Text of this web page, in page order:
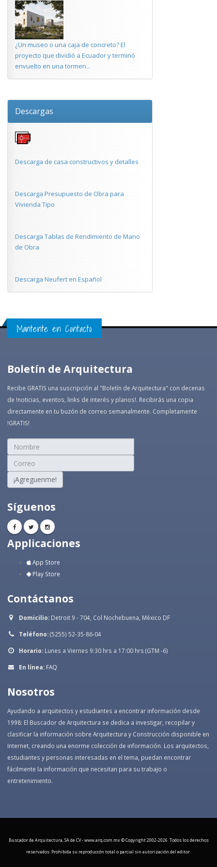
¿Un museo o una caja de concreto? El
proyecto que dividió a Ecuador y terminó
envuelto en una tormen...
Descargas
Descarga de casa constructivos y detalles
Descarga Presupuesto de Obra para
Vivienda Tipo
Descarga Tablas de Rendimiento de Mano
de Obra
Descarga Neufert en Español
Mantente en Contacto
Boletín de Arquitectura
Recibe GRATIS una suscripción al "Boletín de Arquitectura" con decenas
de !noticias, eventos, links de interés y planos!. Recibirás una copia
directamente en tu buzón de correo semanalmente. Completamente
!GRATIS!
¡Agreguenme!
Síguenos
Applicaciones
App Store
Play Store
Contáctanos
Domicilio: Detroit 9 - 704, Col Nochebuena, México DF
Teléfono:(5255) 52-35-86-04
Horario: Lunes a Viernes 9:30 hrs a 17:00 hrs (GTM -6)
En línea: FAQ
Nosotros
Ayudando a arquitectos y estudiantes a encontrar información desde
1998: El Buscador de Arquitectura se dedica a investigar, recopilar y
clasificar la información sobre Arquitectura y Construcción disponible en
Internet, creando una enorme colección de información. Los arquitectos,
estudiantes y personas interesadas en el tema, puedan encontrar
fácilmente la información que necesitan para su trabajo o
entretenimiento.
Buscador de Arquitectura, SA de CV - www.arq.com.mx © Copyright 2002-2026. Todos los derechos
reservados. Prohibida su reproduccón total o parcial sin autorización del editor.